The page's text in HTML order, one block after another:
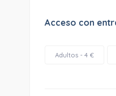
Acceso con
Adultos - 4 €